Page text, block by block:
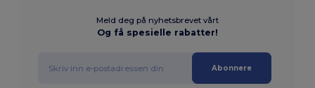
Meld deg på nyhetsbrevet vårt
Og få spesielle rabatter!
Abonnere